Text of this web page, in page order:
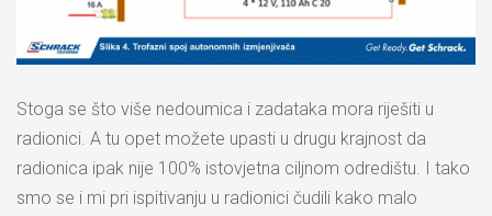
Stoga se što više nedoumica i zadataka mora riješiti u
radionici. A tu opet možete upasti u drugu krajnost da
radionica ipak nije 100% istovjetna ciljnom odredištu. I tako
smo se i mi pri ispitivanju u radionici čudili kako malo